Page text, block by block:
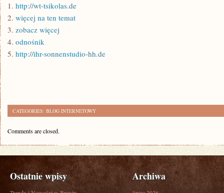
1. http://wt-tsikolas.de
2. więcej na ten temat
3. zobacz więcej
4. odnośnik
5. http://ihr-sonnenstudio-hh.de
CATEGORIES: BLOG INTERNETOWY
Comments are closed.
Ostatnie wpisy Archiwa